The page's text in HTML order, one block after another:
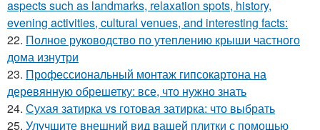
aspects such as landmarks, relaxation spots, history,
evening activities, cultural venues, and interesting facts:
22. Полное руководство по утеплению крыши частного
дома изнутри
23. Профессиональный монтаж гипсокартона на
деревянную обрешетку: все, что нужно знать
24. Сухая затирка vs готовая затирка: что выбрать
25. Улучшите внешний вид вашей плитки с помощью